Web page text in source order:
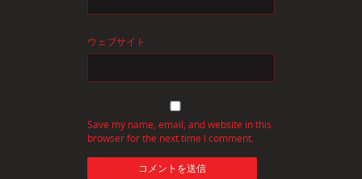
ウェブサイト
Save my name, email, and website in this
browser for the next time I comment.